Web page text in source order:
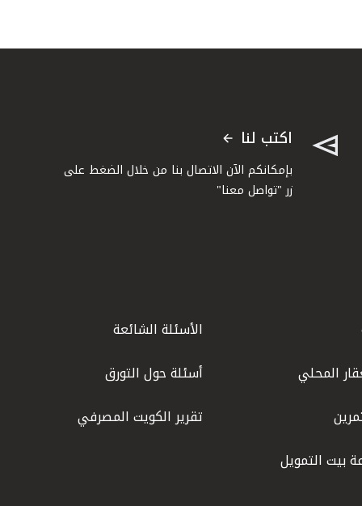
اكتب لنا
بإمكانكم الآن الاتصال بنا من خلال الضغط على
زر "تواصل معنا"
المحلي
بيت التمويل
الأسئلة الشائعة
أسئلة حول التورق
تقرير الكويت المصرفي